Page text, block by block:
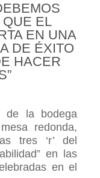
EL
EN UNA
DE ÉXITO
HACER
de la bodega
redonda,
tres ‘r’ del
en las
en el